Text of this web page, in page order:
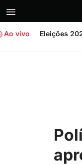
Ao vivo Eleições